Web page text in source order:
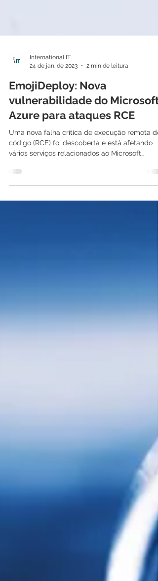
International IT
24 de jan. de 2023
2 min de leitura
EmojiDeploy: Nova
vulnerabilidade do Microsoft
Azure para ataques RCE
Uma nova falha crítica de execução remota de
Azure....